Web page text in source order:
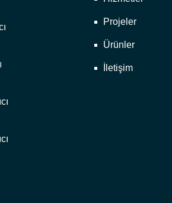
Projeler
Ürünler
İletişim